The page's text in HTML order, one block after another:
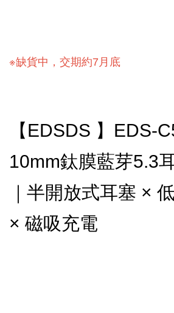
※缺貨中，交期約7月底
【EDSDS 】EDS-
10mm鈦膜藍芽5.3
｜半開放式耳塞 ×
× 磁吸充電